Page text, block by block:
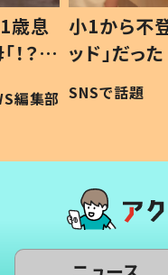
歳息
？」
編集部
小1から不
ッド」だっ
作り続け
#令和の子
SNSで話題